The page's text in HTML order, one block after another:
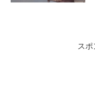
スポ